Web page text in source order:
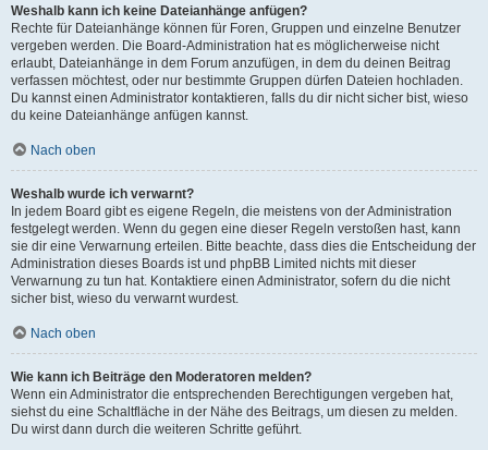
Weshalb kann ich keine Dateianhänge anfügen?
Rechte für Dateianhänge können für Foren, Gruppen und einzelne Benutzer
vergeben werden. Die Board-Administration hat es möglicherweise nicht
erlaubt, Dateianhänge in dem Forum anzufügen, in dem du deinen Beitrag
verfassen möchtest, oder nur bestimmte Gruppen dürfen Dateien hochladen.
Du kannst einen Administrator kontaktieren, falls du dir nicht sicher bist, wieso
du keine Dateianhänge anfügen kannst.
Nach oben
Weshalb wurde ich verwarnt?
In jedem Board gibt es eigene Regeln, die meistens von der Administration
festgelegt werden. Wenn du gegen eine dieser Regeln verstoßen hast, kann
sie dir eine Verwarnung erteilen. Bitte beachte, dass dies die Entscheidung der
Administration dieses Boards ist und phpBB Limited nichts mit dieser
Verwarnung zu tun hat. Kontaktiere einen Administrator, sofern du die nicht
sicher bist, wieso du verwarnt wurdest.
Nach oben
Wie kann ich Beiträge den Moderatoren melden?
Wenn ein Administrator die entsprechenden Berechtigungen vergeben hat,
siehst du eine Schaltfläche in der Nähe des Beitrags, um diesen zu melden.
Du wirst dann durch die weiteren Schritte geführt.